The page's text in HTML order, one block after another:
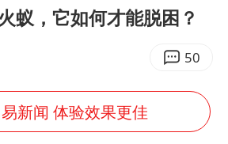
10余省份将出现强风雨 局地特大暴雨
《龙餐馆》 冲奖
上门女婿出轨女邻居多年被判重婚罪
蚁，它如何才能脱困？
50
新闻 体验效果更佳